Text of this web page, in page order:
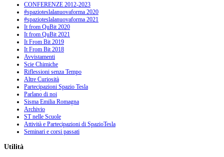
CONFERENZE 2012-2023
#spazioteslalanuovaforma 2020
#spazioteslalanuovaforma 2021
It from QuBit 2020
It from QuBit 2021
It From Bit 2019
It From Bit 2018
Avvistamenti
Scie Chimiche
Riflessioni senza Tempo
Altre Curiosità
Partecipazioni Spazio Tesla
Parlano di noi
Sisma Emilia Romagna
Archivio
ST nelle Scuole
Attività e Partecipazioni di SpazioTesla
Seminari e corsi passati
Utilità